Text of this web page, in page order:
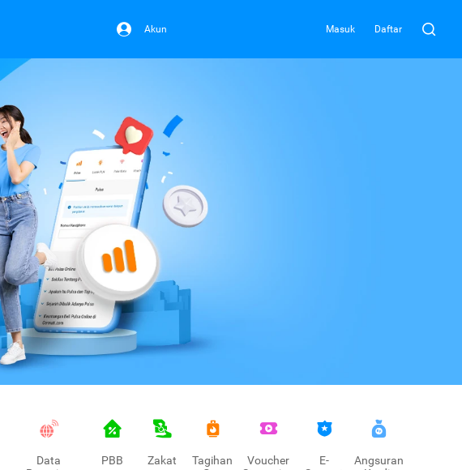
Akun Masuk Daftar
Data
PBB Zakat
Tagihan
Voucher
E-
Angsuran